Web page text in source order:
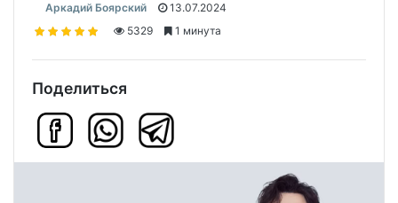
Аркадий Боярский
13.07.2024
5329
1 минута
Поделиться